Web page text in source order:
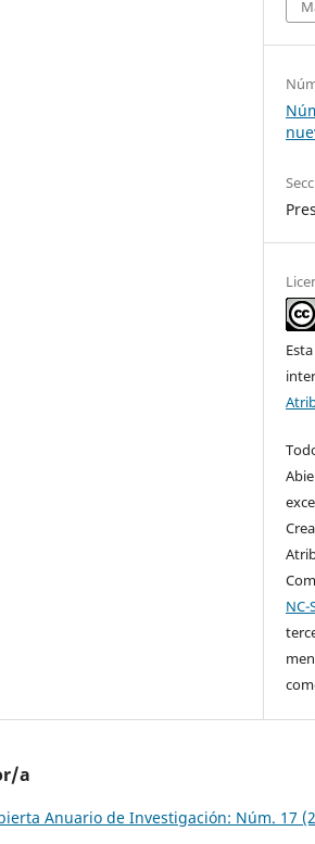
NC-
a
Anuario de Investigación: Núm. 17